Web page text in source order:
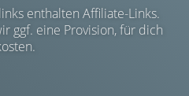
enthalten Affiliate-Links.
ggf. eine Provision, für dich